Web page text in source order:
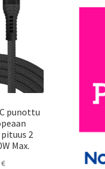
punottu
2
Max.
€